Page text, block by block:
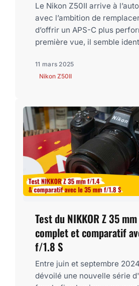
Le Nikon Z50II arrive à
avec l’ambition de
d’offrir un APS-C plus
première vue, il semble
11 mars 2025
Nikon Z50II
Test du NIKKOR Z 35
complet et comparatif
f/1.8 S
Entre juin et septembre
dévoilé une nouvelle série